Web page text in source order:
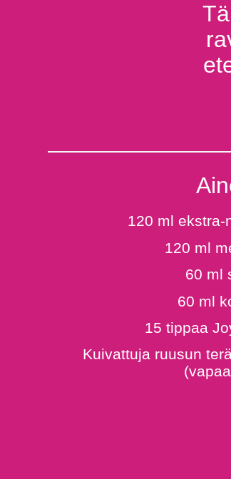
120 ml
120 ml
60 ml
60 ml
15 tippaa
Kuivattuja ruusun